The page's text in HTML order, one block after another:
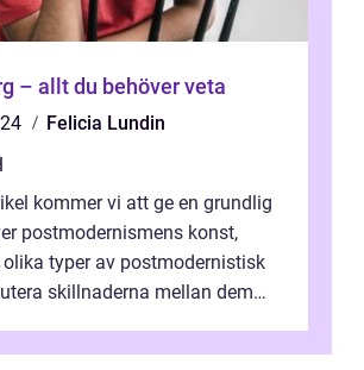
– allt du behöver veta
Felicia Lundin
kommer vi att ge en grundlig
postmodernismens konst,
olika typer av postmodernistisk
skillnaderna mellan dem